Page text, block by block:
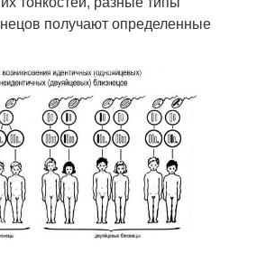
получают определенные